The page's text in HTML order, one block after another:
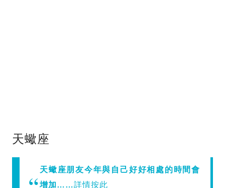
天蠍座
天蠍座朋友今年與自己好好相處的時間會
增加……詳情按此